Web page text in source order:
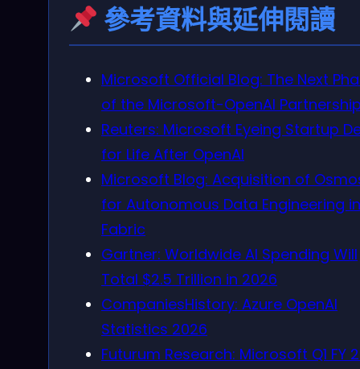
參考資料與延伸閱讀
Microsoft Official Blog: The Next
of the Microsoft-OpenAI
Reuters: Microsoft Eyeing Startup
for Life After OpenAI
Microsoft Blog: Acquisition of
for Autonomous Data Engineering in
Fabric
Gartner: Worldwide AI Spending Will
Total $2.5 Trillion in 2026
CompaniesHistory: Azure OpenAI
Statistics 2026
Futurum Research: Microsoft Q1 FY